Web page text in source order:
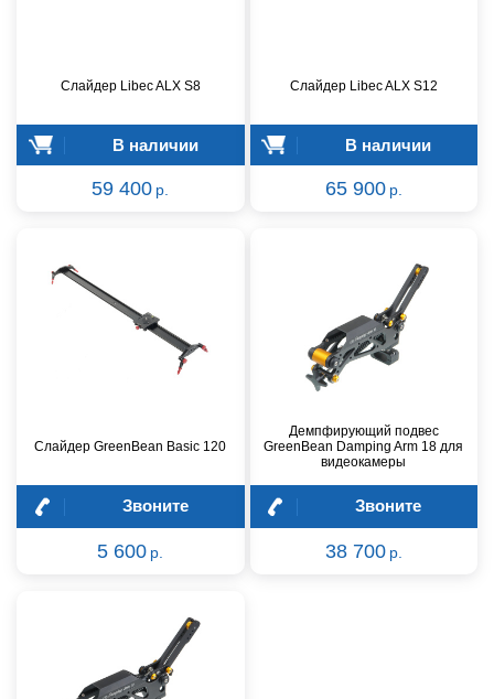
Слайдер Libec ALX S8
В наличии
59 400 р.
Слайдер Libec ALX S12
В наличии
65 900 р.
Слайдер GreenBean Basic 120
Звоните
5 600 р.
Демпфирующий подвес
GreenBean Damping Arm 18 для
видеокамеры
Звоните
38 700 р.